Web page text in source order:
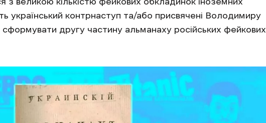
український контрнаступ та/або присвячені Володимиру
другу частину альманаху російських фейкових